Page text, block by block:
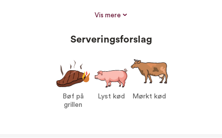
Druer: Tempranillo 100%
Vin til:
Bøf på grillen
Lyst kød
Vis mere
Serveringsforslag
Bøf på
grillen
Lyst kød Mørkt kød